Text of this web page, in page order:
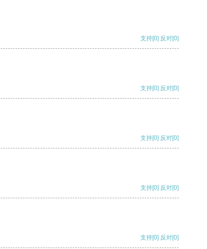
支持[0] 反对[0]
支持[0] 反对[0]
支持[0] 反对[0]
支持[0] 反对[0]
支持[0] 反对[0]